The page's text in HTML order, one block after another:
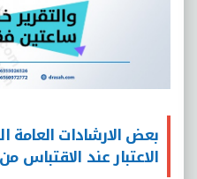
بعض الارشادات
الاعتبار عند الاقتباس